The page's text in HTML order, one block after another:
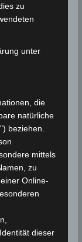
zu
unter
die
natürliche
beziehen.
mittels
zu
Online-
dieser